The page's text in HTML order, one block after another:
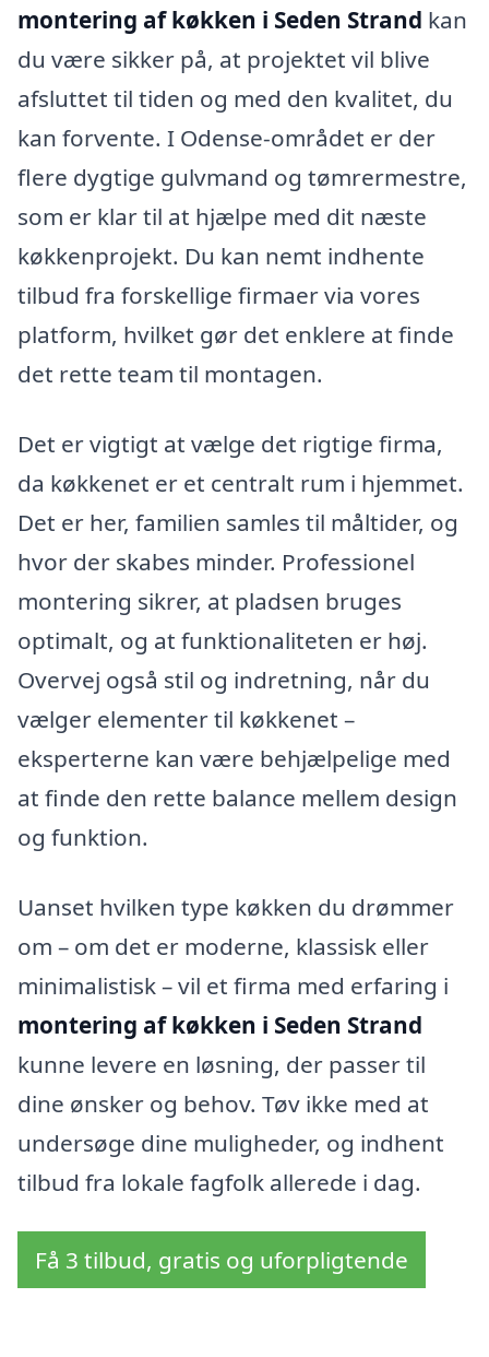
montering af køkken i Seden Strand kan
du være sikker på, at projektet vil blive
afsluttet til tiden og med den kvalitet, du
kan forvente. I Odense-området er der
flere dygtige gulvmand og tømrermestre,
som er klar til at hjælpe med dit næste
køkkenprojekt. Du kan nemt indhente
tilbud fra forskellige firmaer via vores
platform, hvilket gør det enklere at finde
det rette team til montagen.
Det er vigtigt at vælge det rigtige firma,
da køkkenet er et centralt rum i hjemmet.
Det er her, familien samles til måltider, og
hvor der skabes minder. Professionel
montering sikrer, at pladsen bruges
optimalt, og at funktionaliteten er høj.
Overvej også stil og indretning, når du
vælger elementer til køkkenet –
eksperterne kan være behjælpelige med
at finde den rette balance mellem design
og funktion.
Uanset hvilken type køkken du drømmer
om – om det er moderne, klassisk eller
minimalistisk – vil et firma med erfaring i
montering af køkken i Seden Strand
kunne levere en løsning, der passer til
dine ønsker og behov. Tøv ikke med at
undersøge dine muligheder, og indhent
tilbud fra lokale fagfolk allerede i dag.
Få 3 tilbud, gratis og uforpligtende